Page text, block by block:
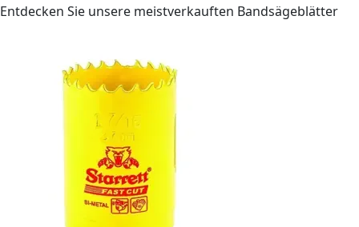
Entdecken Sie unsere meistverkauften Bandsägeblätter